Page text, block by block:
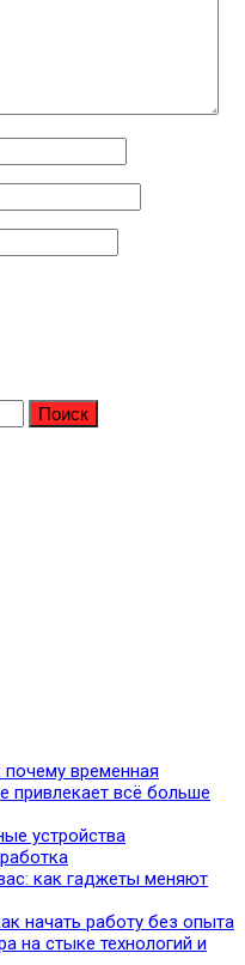
временная
привлекает всё больше
устройства
как гаджеты меняют
начать работу без опыта
на стыке технологий и